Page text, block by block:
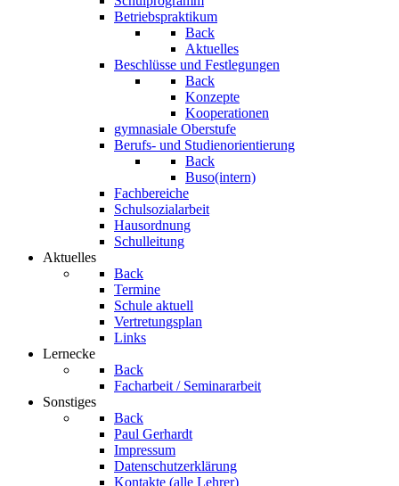
Betriebspraktikum
Back
Aktuelles
Beschlüsse und Festlegungen
Back
Konzepte
Kooperationen
gymnasiale Oberstufe
Berufs- und Studienorientierung
Back
Buso(intern)
Fachbereiche
Schulsozialarbeit
Hausordnung
Schulleitung
Aktuelles
Back
Termine
Schule aktuell
Vertretungsplan
Links
Lernecke
Back
Facharbeit / Seminararbeit
Sonstiges
Back
Paul Gerhardt
Impressum
Datenschutzerklärung
Kontakte (alle Lehrer)